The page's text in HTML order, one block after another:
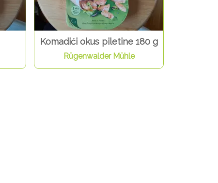
Komadići okus piletine 180 g
Rügenwalder Mühle